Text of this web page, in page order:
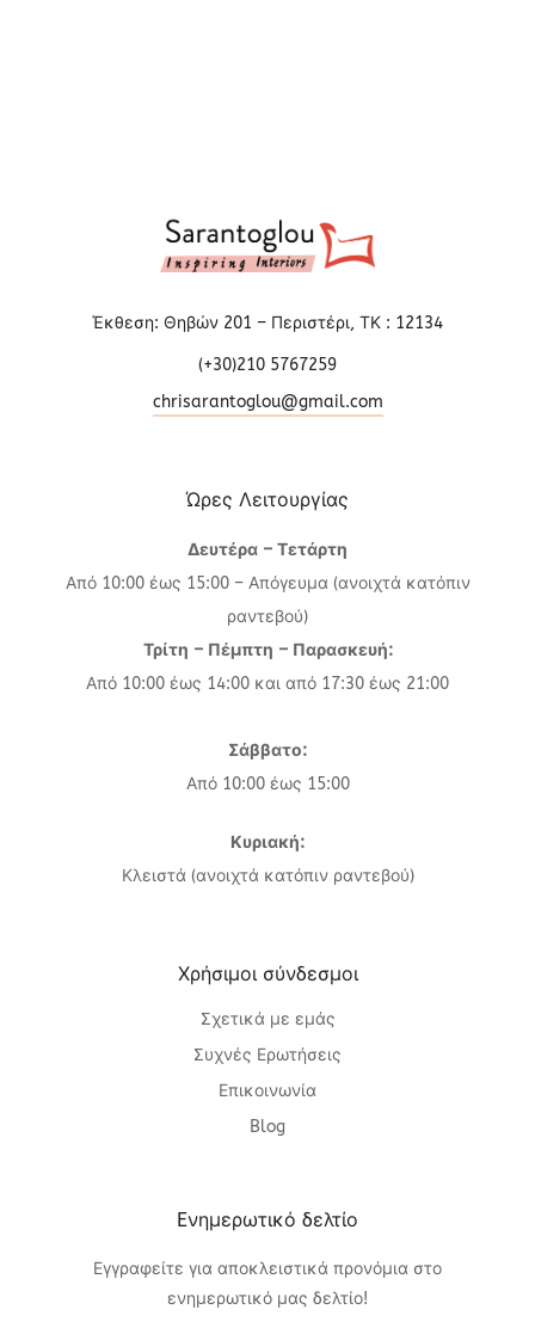
Έκθεση: Θηβών 201 – Περιστέρι, ΤΚ : 12134
(+30)210 5767259
chrisarantoglou@gmail.com
Ώρες Λειτουργίας
Δευτέρα – Τετάρτη
Από 10:00 έως 15:00 – Απόγευμα (ανοιχτά κατόπιν
ραντεβού)
Τρίτη – Πέμπτη – Παρασκευή:
Από 10:00 έως 14:00 και από 17:30 έως 21:00
Σάββατο:
Από 10:00 έως 15:00
Κυριακή:
Κλειστά (ανοιχτά κατόπιν ραντεβού)
Χρήσιμοι σύνδεσμοι
Σχετικά με εμάς
Συχνές Ερωτήσεις
Επικοινωνία
Blog
Eνημερωτικό δελτίο
Εγγραφείτε για αποκλειστικά προνόμια στο
ενημερωτικό μας δελτίο!